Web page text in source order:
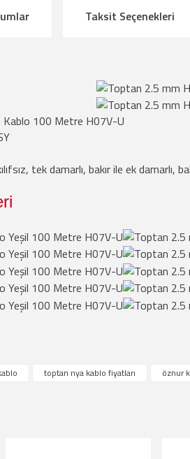
Taksit Seçenekleri
Kablo 100 Metre H07V-U
tek damarlı, bakır ile ek damarlı,
toptan nya kablo fiyatları öznur